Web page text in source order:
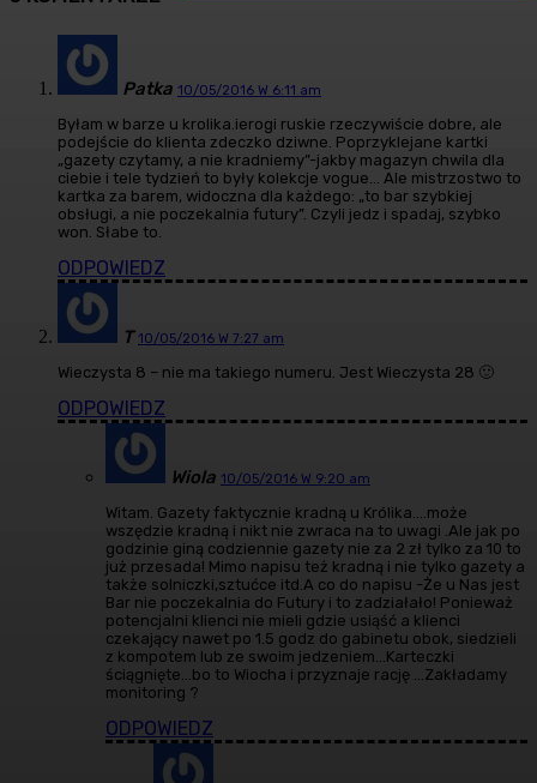
Patka 10/05/2016 W 6:11 am
Byłam w barze u krolika.ierogi ruskie rzeczywiście dobre, ale
podejście do klienta zdeczko dziwne. Poprzyklejane kartki
„gazety czytamy, a nie kradniemy”-jakby magazyn chwila dla
ciebie i tele tydzień to były kolekcje vogue… Ale mistrzostwo to
kartka za barem, widoczna dla każdego: „to bar szybkiej
obsługi, a nie poczekalnia futury”. Czyli jedz i spadaj, szybko
won. Słabe to.
ODPOWIEDZ
T 10/05/2016 W 7:27 am
Wieczysta 8 – nie ma takiego numeru. Jest Wieczysta 28 🙂
ODPOWIEDZ
Wiola 10/05/2016 W 9:20 am
Witam. Gazety faktycznie kradną u Królika….może
wszędzie kradną i nikt nie zwraca na to uwagi .Ale jak po
godzinie giną codziennie gazety nie za 2 zł tylko za 10 to
już przesada! Mimo napisu też kradną i nie tylko gazety a
także solniczki,sztućce itd.A co do napisu -Że u Nas jest
Bar nie poczekalnia do Futury i to zadziałało! Ponieważ
potencjalni klienci nie mieli gdzie usiąść a klienci
czekający nawet po 1.5 godz do gabinetu obok, siedzieli
z kompotem lub ze swoim jedzeniem…Karteczki
ściągnięte…bo to Wiocha i przyznaje rację …Zakładamy
monitoring ?
ODPOWIEDZ